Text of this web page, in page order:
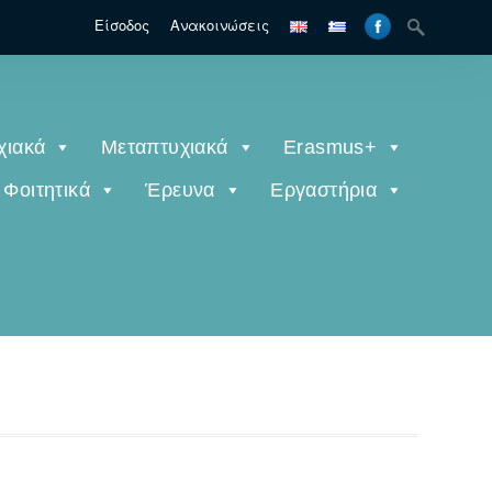
Είσοδος Ανακοινώσεις
Μεταπτυχιακά
Erasmus+
Φοιτητικά
Έρευνα Εργαστήρια